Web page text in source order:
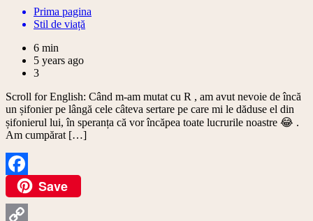
Prima pagina
Stil de viață
6 min
5 years ago
3
Scroll for English: Când m-am mutat cu R , am avut nevoie de încă
un șifonier pe lângă cele câteva sertare pe care mi le dăduse el din
șifonierul lui, în speranța că vor încăpea toate lucrurile noastre 😂 .
Am cumpărat […]
FacebookSave